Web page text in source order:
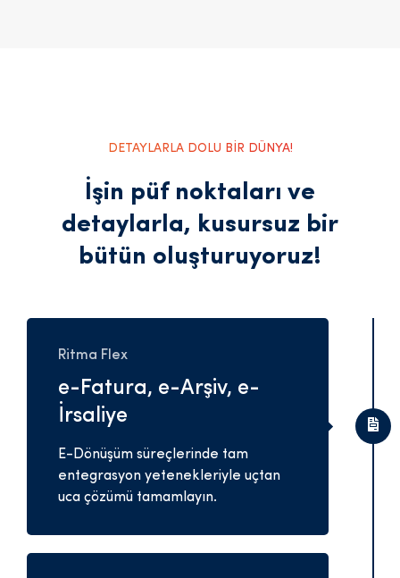
DETAYLARLA DOLU BİR DÜNYA!
İşin püf noktaları ve
detaylarla, kusursuz bir
bütün oluşturuyoruz!
Ritma Flex
e-Fatura, e-Arşiv, e-
İrsaliye
E-Dönüşüm süreçlerinde tam
entegrasyon yetenekleriyle uçtan
uca çözümü tamamlayın.